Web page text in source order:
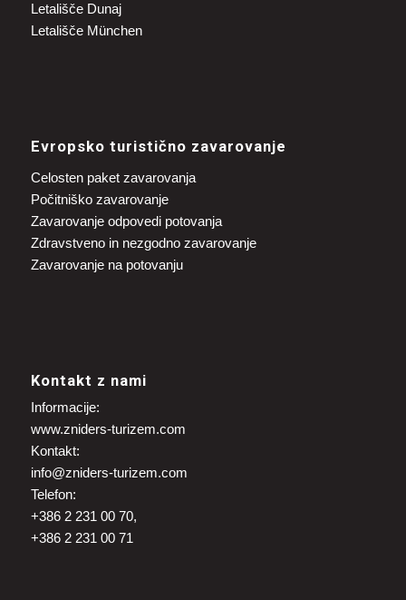
Letališče Dunaj
Letališče München
Evropsko turistično zavarovanje
Celosten paket zavarovanja
Počitniško zavarovanje
Zavarovanje odpovedi potovanja
Zdravstveno in nezgodno zavarovanje
Zavarovanje na potovanju
Kontakt z nami
Informacije:
www.zniders-turizem.com
Kontakt:
info@zniders-turizem.com
Telefon:
+386 2 231 00 70,
+386 2 231 00 71